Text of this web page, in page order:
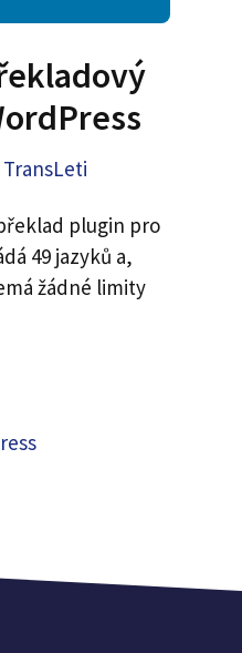
TransLeti
plugin pro
49 jazyků a,
žádné limity